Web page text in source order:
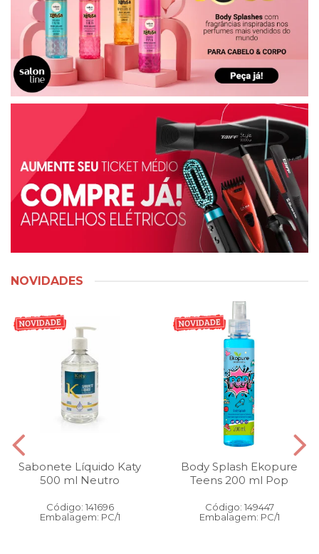
NOVIDADES
Sabonete Líquido Katy
500 ml Neutro
Código: 141696
Embalagem: PC/1
Body Splash Ekopure
Teens 200 ml Pop
Código: 149447
Embalagem: PC/1